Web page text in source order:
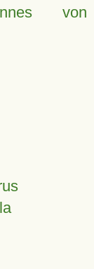
von